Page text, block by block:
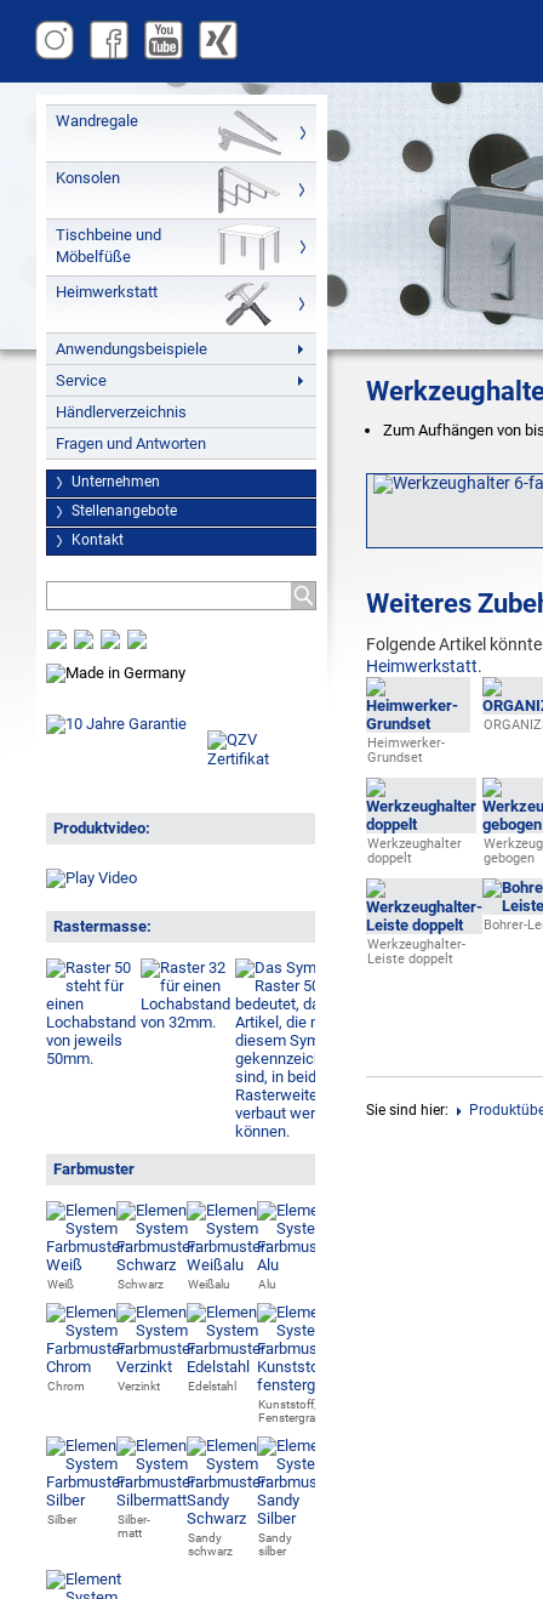
Wandregale
Konsolen
Tischbeine und
Möbelfüße
Heimwerkstatt
Anwendungsbeispiele
Service
Händlerverzeichnis
Fragen und Antworten
Unternehmen
Stellenangebote
Kontakt
Produktvideo:
Rastermasse:
Farbmuster
Weiß Schwarz Weißalu Alu
Chrom Verzinkt
Edelstahl
Kunststoff,
Fenstergrau
Silber
Silber-
matt
Sandy
schwarz
Sandy
silber
Zum Aufhängen von
Weiteres
Folgende Artikel
Heimwerkstatt.
Heimwerker-
Grundset
Werkzeughalter
doppelt
gebogen
Werkzeughalter-
Leiste doppelt
Bohrer-
Sie sind hier: